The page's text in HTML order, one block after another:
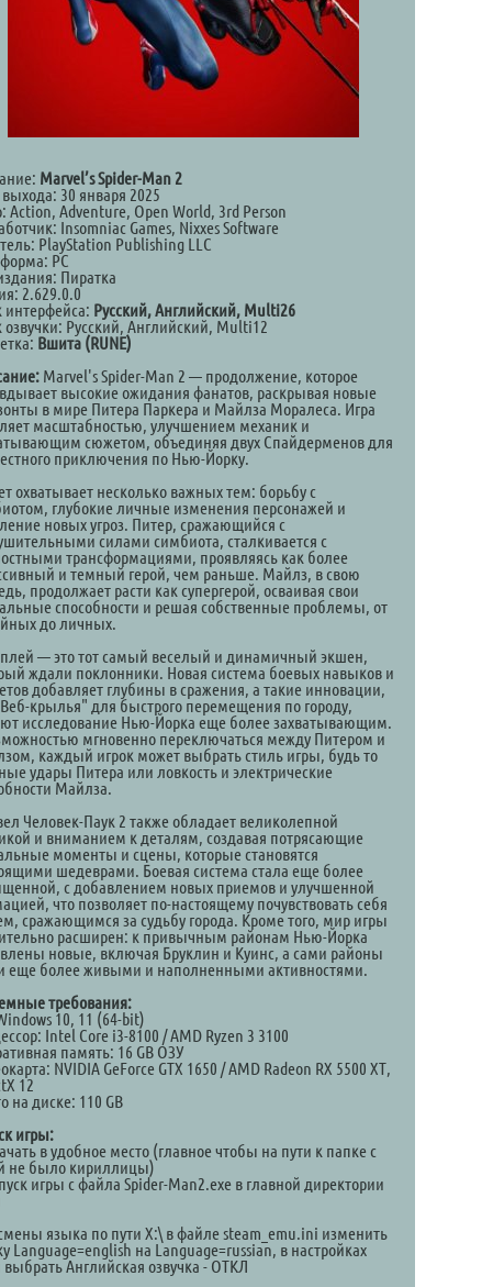
Marvel’s Spider-Man 2
30 января 2025
Action, Adventure, Open World, 3rd Person
Insomniac Games, Nixxes Software
PlayStation Publishing LLC
PC
Пиратка
2.629.0.0
интерфейса: Русский, Английский, Multi26
озвучки: Русский, Английский, Multi12
Вшита (RUNE)
Marvel's Spider-Man 2 — продолжение, которое
высокие ожидания фанатов, раскрывая новые
в мире Питера Паркера и Майлза Моралеса. Игра
масштабностью, улучшением механик и
сюжетом, объединяя двух Спайдерменов для
приключения по Нью-Йорку.
охватывает несколько важных тем: борьбу с
глубокие личные изменения персонажей и
новых угроз. Питер, сражающийся с
силами симбиота, сталкивается с
трансформациями, проявляясь как более
и темный герой, чем раньше. Майлз, в свою
продолжает расти как супергерой, осваивая свои
способности и решая собственные проблемы, от
до личных.
— это тот самый веселый и динамичный экшен,
ждали поклонники. Новая система боевых навыков и
добавляет глубины в сражения, а такие инновации,
крылья" для быстрого перемещения по городу,
исследование Нью-Йорка еще более захватывающим.
мгновенно переключаться между Питером и
каждый игрок может выбрать стиль игры, будь то
удары Питера или ловкость и электрические
Майлза.
Человек-Паук 2 также обладает великолепной
и вниманием к деталям, создавая потрясающие
моменты и сцены, которые становятся
шедеврами. Боевая система стала еще более
с добавлением новых приемов и улучшенной
что позволяет по-настоящему почувствовать себя
сражающимся за судьбу города. Кроме того, мир игры
расширен: к привычным районам Нью-Йорка
новые, включая Бруклин и Куинс, а сами районы
еще более живыми и наполненными активностями.
требования:
10, 11 (64-bit)
Intel Core i3-8100 / AMD Ryzen 3 3100
память: 16 GB ОЗУ
NVIDIA GeForce GTX 1650 / AMD Radeon RX 5500 XT,
12
на диске: 110 GB
игры:
в удобное место (главное чтобы на пути к папке с
не было кириллицы)
игры с файла Spider-Man2.exe в главной директории
языка по пути X:\ в файле steam_emu.ini изменить
Language=english на Language=russian, в настройках
выбрать Английская озвучка - ОТКЛ